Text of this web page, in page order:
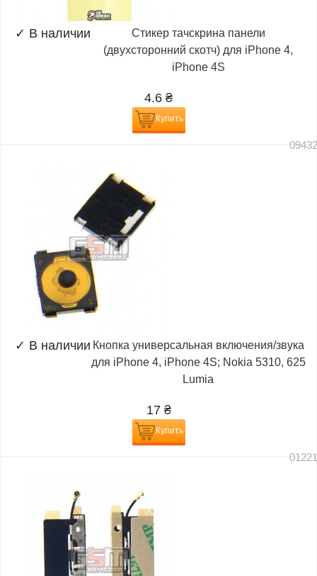
✓ В наличии
Стикер тачскрина панели
(двухсторонний скотч) для iPhone 4,
iPhone 4S
4.6 ₴
Купить
✓ В наличии Кнопка универсальная включения/звука
для iPhone 4, iPhone 4S; Nokia 5310, 625
Lumia
17 ₴
Купить